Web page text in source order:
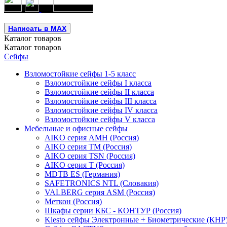
Написать в MAX
Каталог товаров
Каталог товаров
Сейфы
Взломостойкие сейфы 1-5 класс
Взломостойкие сейфы I класса
Взломостойкие сейфы II класса
Взломостойкие сейфы III класса
Взломостойкие сейфы IV класса
Взломостойкие сейфы V класса
Мебельные и офисные сейфы
AIKO серия AMH (Россия)
AIKO серия TM (Россия)
AIKO серия TSN (Россия)
AIKO серия Т (Россия)
MDTB ES (Германия)
SAFETRONICS NTL (Словакия)
VALBERG серия ASM (Россия)
Меткон (Россия)
Шкафы серии КБС - КОНТУР (Россия)
Klesto сейфы Электронные + Биометрические